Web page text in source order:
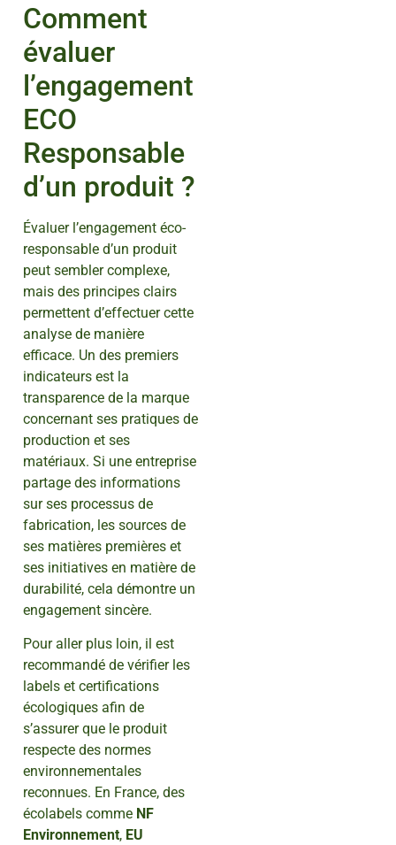
Comment
évaluer
l’engagement
ECO
Responsable
d’un produit ?
Évaluer l’engagement éco-
responsable d’un produit
peut sembler complexe,
mais des principes clairs
permettent d’effectuer cette
analyse de manière
efficace. Un des premiers
indicateurs est la
transparence de la marque
concernant ses pratiques de
production et ses
matériaux. Si une entreprise
partage des informations
sur ses processus de
fabrication, les sources de
ses matières premières et
ses initiatives en matière de
durabilité, cela démontre un
engagement sincère.
Pour aller plus loin, il est
recommandé de vérifier les
labels et certifications
écologiques afin de
s’assurer que le produit
respecte des normes
environnementales
reconnues. En France, des
écolabels comme NF
Environnement, EU